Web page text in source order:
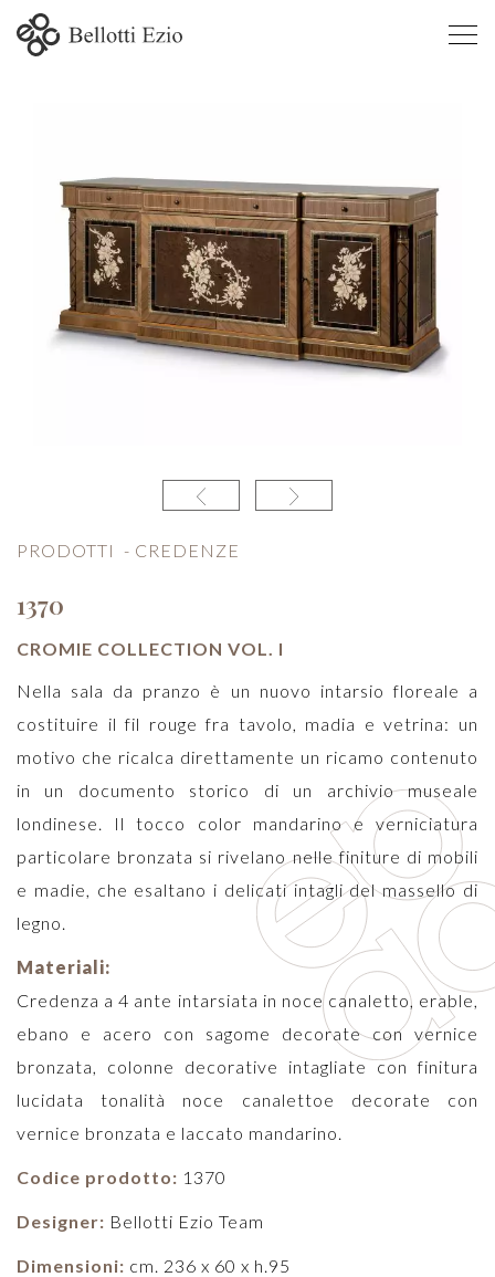
PRODOTTI - CREDENZE
1370
CROMIE COLLECTION VOL. I
Nella sala da pranzo è un nuovo intarsio floreale a
costituire il fil rouge fra tavolo, madia e vetrina: un
motivo che ricalca direttamente un ricamo contenuto
in un documento storico di un archivio museale
londinese. Il tocco color mandarino e verniciatura
particolare bronzata si rivelano nelle finiture di mobili
e madie, che esaltano i delicati intagli del massello di
legno.
Materiali:
Credenza a 4 ante intarsiata in noce canaletto, erable,
ebano e acero con sagome decorate con vernice
bronzata, colonne decorative intagliate con finitura
lucidata tonalità noce canalettoe decorate con
vernice bronzata e laccato mandarino.
Codice prodotto: 1370
Designer: Bellotti Ezio Team
Dimensioni: cm. 236 x 60 x h.95